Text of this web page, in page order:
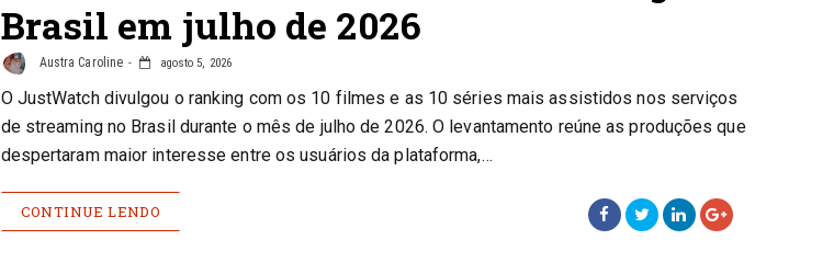
Brasil em julho de 2026
Austra Caroline agosto 5, 2026
O JustWatch divulgou o ranking com os 10 filmes e as 10 séries mais assistidos nos serviços
de streaming no Brasil durante o mês de julho de 2026. O levantamento reúne as produções que
despertaram maior interesse entre os usuários da plataforma,…
CONTINUE LENDO